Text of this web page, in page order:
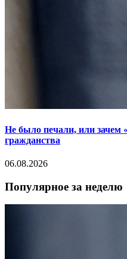
Не было печали, или зачем
гражданства
06.08.2026
Популярное за неделю